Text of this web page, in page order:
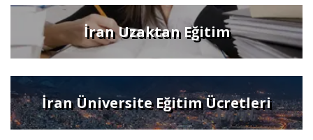
İran Uzaktan Eğitim
İran Üniversite Eğitim Ücretleri